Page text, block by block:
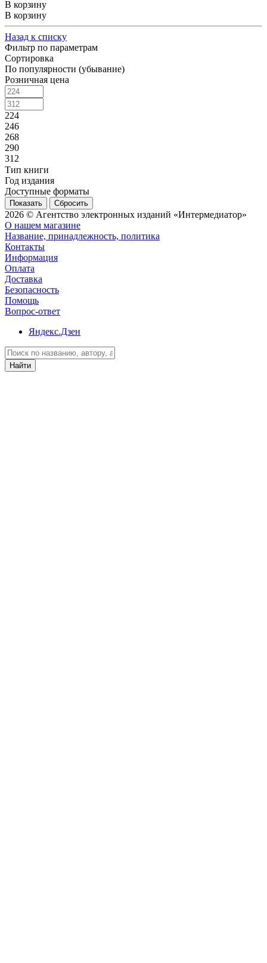
В корзину
В корзину
Назад к списку
Фильтр по параметрам
Сортировка
По популярности (убывание)
Розничная цена
224
246
268
290
312
Тип книги
Год издания
Доступные форматы
Сбросить
2026 © Агентство электронных изданий «Интермедиатор»
О нашем магазине
Название, принадлежность, политика
Контакты
Информация
Оплата
Доставка
Безопасность
Помощь
Вопрос-ответ
Яндекс.Дзен
Найти